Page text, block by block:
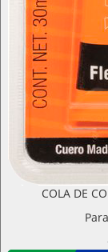
COLA DE